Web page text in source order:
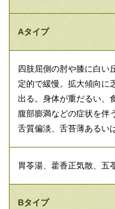
Aタイプ
四肢屈側の肘や膝に白い
定的で緩慢。拡大傾向に
出る。身体が重だるい、
腹部膨満などの症状を伴
舌質偏淡、舌苔薄あるい
胃苓湯、藿香正気散、五
Bタイプ